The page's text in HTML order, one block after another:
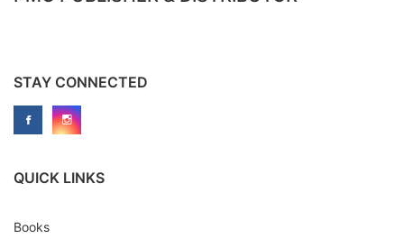
STAY CONNECTED
QUICK LINKS
Books